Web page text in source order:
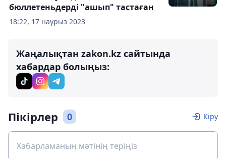
18:22, 17 наурыз 2023
бюллетеньдерді "ашып" тастаған
Жаңалықтан zakon.kz сайтында
хабардар болыңыз:
Пікірлер 0 Кіру